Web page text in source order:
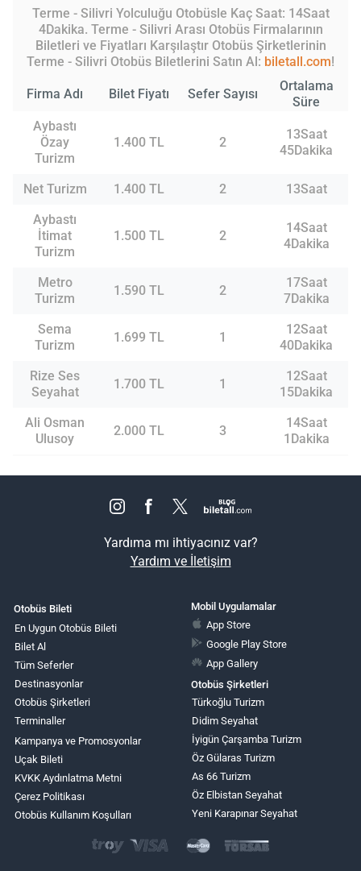
Terme - Silivri Yolculuğu Otobüsle Kaç Saat: 14Saat
4Dakika. Terme - Silivri Arası Otobüs Firmalarının
Biletleri ve Fiyatları Karşılaştır Otobüs Şirketlerinin
Terme - Silivri Otobüs Biletlerini Satın Al: biletall.com!
Firma Adı Bilet Fiyatı Sefer Sayısı
Ortalama
Süre
Aybastı
Özay
Turizm
1.400 TL 2
13Saat
45Dakika
Net Turizm 1.400 TL 2
13Saat
Aybastı
İtimat
Turizm
1.500 TL 2
14Saat
4Dakika
Metro
Turizm
1.590 TL 2
17Saat
7Dakika
Sema
Turizm
1.699 TL 1
12Saat
40Dakika
Rize Ses
Seyahat
1.700 TL 1
12Saat
15Dakika
Ali Osman
Ulusoy
2.000 TL 3
14Saat
1Dakika
Yardıma mı ihtiyacınız var?
Yardım ve İletişim
Otobüs Bileti
En Uygun Otobüs Bileti
Bilet Al
Tüm Seferler
Destinasyonlar
Otobüs Şirketleri
Terminaller
Kampanya ve Promosyonlar
Uçak Bileti
KVKK Aydınlatma Metni
Çerez Politikası
Otobüs Kullanım Koşulları
Mobil Uygulamalar
App Store
Google Play Store
App Gallery
Otobüs Şirketleri
Türkoğlu Turizm
Didim Seyahat
İyigün Çarşamba Turizm
Öz Gülaras Turizm
As 66 Turizm
Öz Elbistan Seyahat
Yeni Karapınar Seyahat